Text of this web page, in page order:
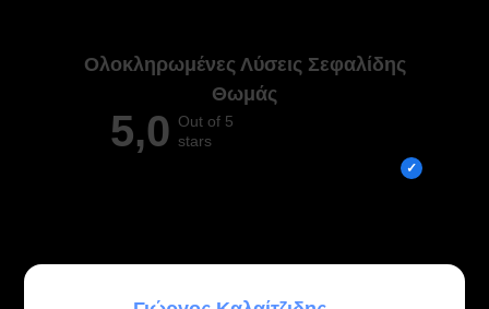
Ολοκληρωμένες Λύσεις Σεφαλίδης
Θωμάς
5,0 Out of 5
stars